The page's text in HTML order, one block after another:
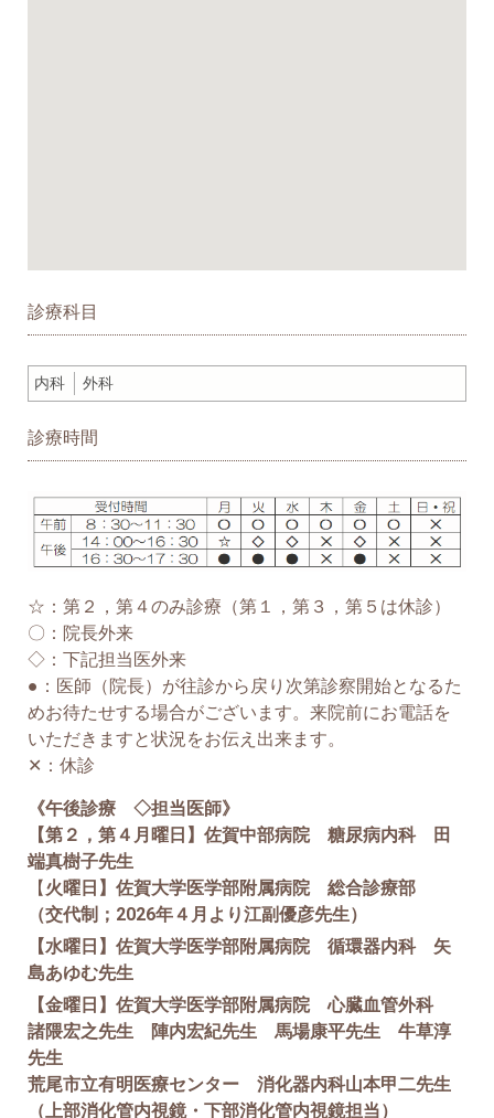
診療科目
内科 外科
診療時間
☆：第２，第４のみ診療（第１，第３，第５は休診）
〇：院長外来
◇：下記担当医外来
●：医師（院長）が往診から戻り次第診察開始となるた
めお待たせする場合がございます。来院前にお電話を
いただきますと状況をお伝え出来ます。
✕：休診
《午後診療 ◇担当医師》
【第２，第４月曜日】佐賀中部病院 糖尿病内科 田
端真樹子先生
【 火曜日】佐賀大学医学部附属病院 総合診療部
（交代制；2026年４月より江副優彦先生）
【水曜日】佐賀大学医学部附属病院 循環器内科 矢
島あゆむ先生
【金曜日】佐賀大学医学部附属病院 心臓血管外科
諸隈宏之先生 陣内宏紀先生 馬場康平先生 牛草淳
先生
荒尾市立有明医療センター 消化器内科山本甲二先生
（上部消化管内視鏡・下部消化管内視鏡担当）